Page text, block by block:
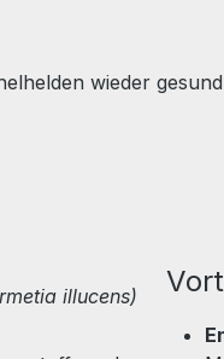
wieder
illucens)